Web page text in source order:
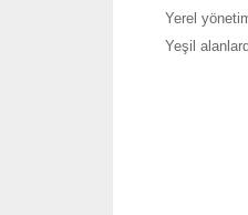
Yerel
Yeşil